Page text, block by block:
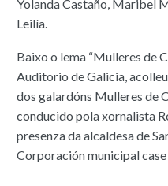
Yolanda Castaño, Maribel
Leilía.
Baixo o lema “Mulleres de
Auditorio de Galicia,
dos galardóns Mulleres de
conducido pola xornalista
presenza da alcaldesa de
Corporación municipal